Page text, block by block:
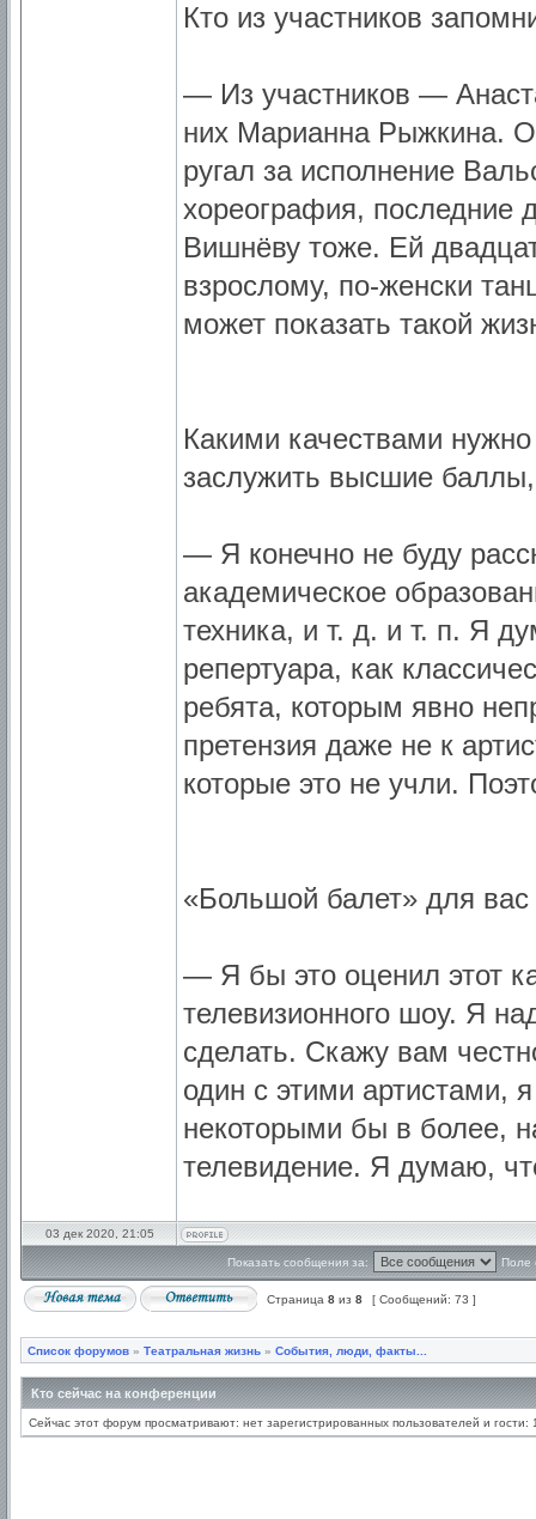
Кто из участников
— Из участников —
них Марианна Рыжкина.
ругал за исполнение
хореография, последние
Вишнёву тоже. Ей
взрослому, по-женски
может показать такой
Какими качествами
заслужить высшие
— Я конечно не буду
академическое
техника, и т. д. и т. п. Я
репертуара, как
ребята, которым явно
претензия даже не к
которые это не учли.
«Большой балет» для
— Я бы это оценил этот
телевизионного шоу. Я
сделать. Скажу вам
один с этими артистами,
некоторыми бы в более,
телевидение. Я думаю,
03 дек 2020, 21:05
Показать сообщения за: Поле
Страница 8 из 8 [ Сообщений: 73 ]
Список форумов » Театральная жизнь » События, люди, факты...
Кто сейчас на конференции
Сейчас этот форум просматривают: нет зарегистрированных пользователей и гости: